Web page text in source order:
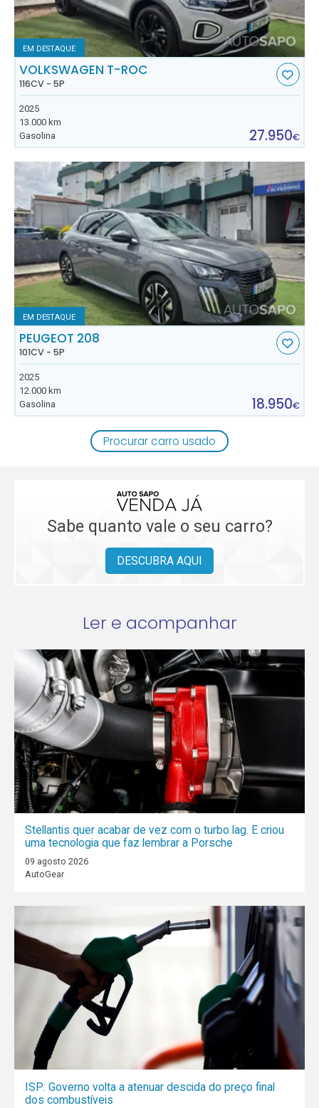
EM DESTAQUE
VOLKSWAGEN T-ROC
116CV - 5P
2025
13.000 km
Gasolina
27.950€
EM DESTAQUE
PEUGEOT 208
101CV - 5P
2025
12.000 km
Gasolina
18.950€
Procurar carro usado
Sabe quanto vale o seu carro?
DESCUBRA AQUI
Ler e acompanhar
Stellantis quer acabar de vez com o turbo lag. E criou
uma tecnologia que faz lembrar a Porsche
09 agosto 2026
AutoGear
ISP: Governo volta a atenuar descida do preço final
dos combustíveis